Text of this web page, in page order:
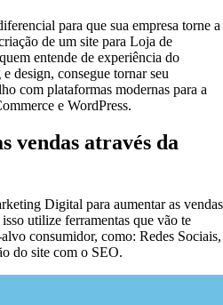
para que sua empresa torne a
de um site para Loja de
entende de experiência do
design, consegue tornar seu
com plataformas modernas para a
e WordPress.
vendas através da
Digital para aumentar as vendas
utilize ferramentas que vão te
consumidor, como: Redes Sociais,
do site com o SEO.